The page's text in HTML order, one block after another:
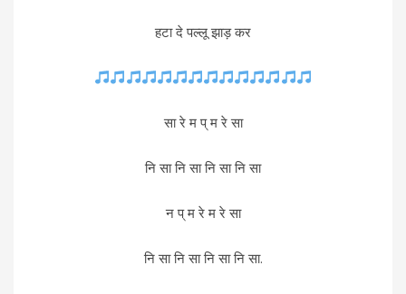
हटा दे पल्लू झाड़ कर
सा रे म प् म रे सा
नि सा नि सा नि सा नि सा
न प् म रे म रे सा
नि सा नि सा नि सा नि सा.